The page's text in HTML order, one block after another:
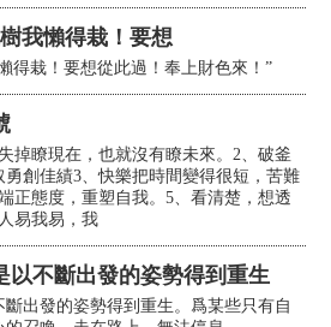
我懶得栽！要想
得栽！要想從此過！奉上財色來！”
掉瞭現在，也就沒有瞭未來。2、破釜
創佳績3、快樂把時間變得很短，苦難
正態度，重塑自我。5、看清楚，想透
易我易，我
以不斷出發的姿勢得到重生
出發的姿勢得到重生。爲某些只有自